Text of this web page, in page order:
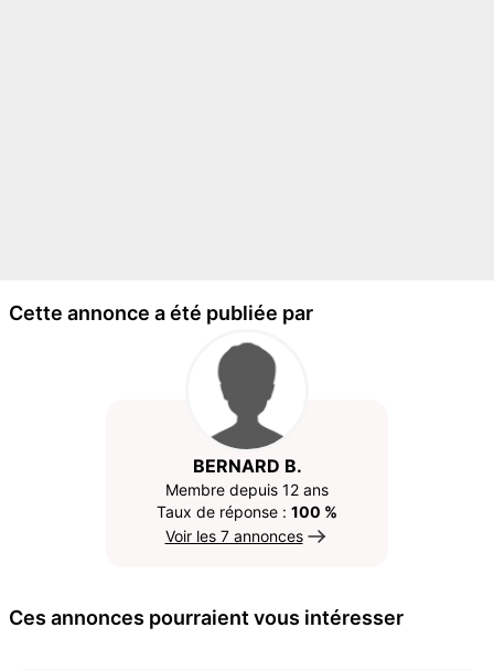
Cette annonce a été publiée par
BERNARD B.
Membre depuis 12 ans
Taux de réponse : 100 %
Voir les 7 annonces
Ces annonces pourraient vous intéresser